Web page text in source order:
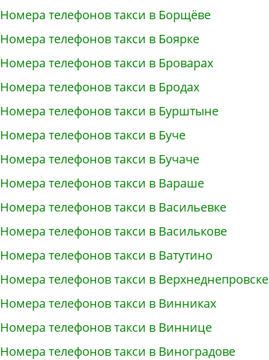
Номера телефонов такси в Борщёве
Номера телефонов такси в Боярке
Номера телефонов такси в Броварах
Номера телефонов такси в Бродах
Номера телефонов такси в Бурштыне
Номера телефонов такси в Буче
Номера телефонов такси в Бучаче
Номера телефонов такси в Вараше
Номера телефонов такси в Васильевке
Номера телефонов такси в Василькове
Номера телефонов такси в Ватутино
Номера телефонов такси в Верхнеднепровске
Номера телефонов такси в Винниках
Номера телефонов такси в Виннице
Номера телефонов такси в Виноградове